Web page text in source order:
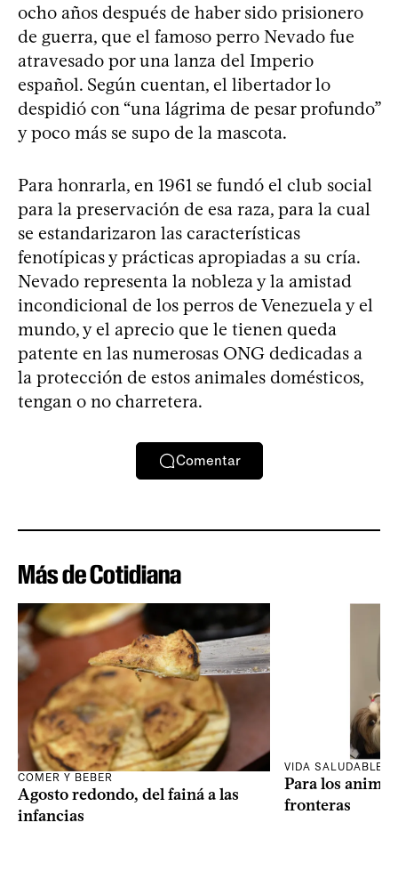
ocho años después de haber sido prisionero
de guerra, que el famoso perro Nevado fue
atravesado por una lanza del Imperio
español. Según cuentan, el libertador lo
despidió con “una lágrima de pesar profundo”
y poco más se supo de la mascota.
Para honrarla, en 1961 se fundó el club social
para la preservación de esa raza, para la cual
se estandarizaron las características
fenotípicas y prácticas apropiadas a su cría.
Nevado representa la nobleza y la amistad
incondicional de los perros de Venezuela y el
mundo, y el aprecio que le tienen queda
patente en las numerosas ONG dedicadas a
la protección de estos animales domésticos,
tengan o no charretera.
Comentar
Más de Cotidiana
COMER Y BEBER
Agosto redondo, del fainá a las
infancias
VIDA SALUDABLE
Para los
fronteras